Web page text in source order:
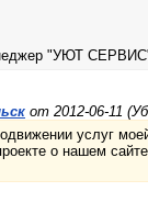
"УЮТ
от 2012-06-11
услуг
о нашем